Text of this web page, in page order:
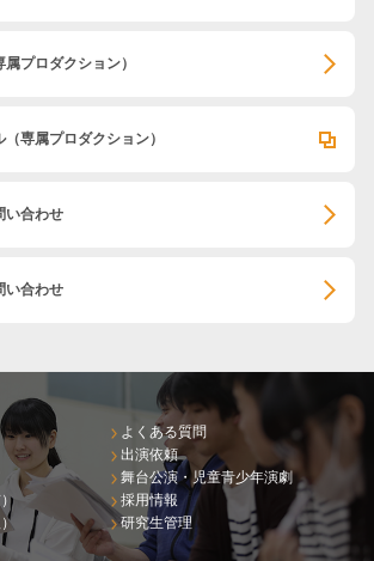
属プロダクション）
（専属プロダクション）
い合わせ
い合わせ
よくある質問
出演依頼
舞台公演・児童青少年演劇
採用情報
研究生管理